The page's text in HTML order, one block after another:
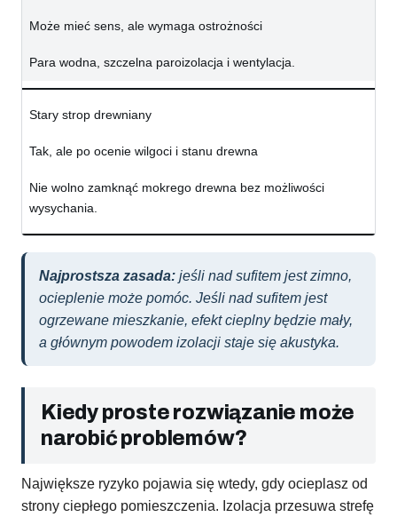
Może mieć sens, ale wymaga ostrożności
Para wodna, szczelna paroizolacja i wentylacja.
Stary strop drewniany
Tak, ale po ocenie wilgoci i stanu drewna
Nie wolno zamknąć mokrego drewna bez możliwości
wysychania.
Najprostsza zasada: jeśli nad sufitem jest zimno,
ocieplenie może pomóc. Jeśli nad sufitem jest
ogrzewane mieszkanie, efekt cieplny będzie mały,
a głównym powodem izolacji staje się akustyka.
Kiedy proste rozwiązanie może
narobić problemów?
Największe ryzyko pojawia się wtedy, gdy ocieplasz od
strony ciepłego pomieszczenia. Izolacja przesuwa strefę